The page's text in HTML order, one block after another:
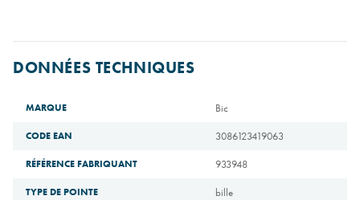
DONNÉES TECHNIQUES
MARQUE Bic
CODE EAN 3086123419063
RÉFÉRENCE FABRIQUANT 933948
TYPE DE POINTE bille